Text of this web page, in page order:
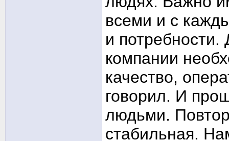
всеми и с
и
компании
качество,
говорил. И
людьми.
стабильная.